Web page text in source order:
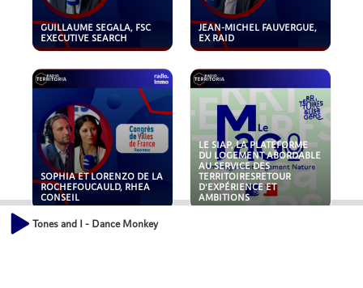
GUILLAUME SEGALA, FSC
EXECUTIVE SEARCH
JEAN-MICHEL FAUVERGUE,
EX RAID
SOPHIA ET LORENZO DE LA
ROCHEFOUCAULD, RHEA
CONSEIL
LE SIAP, LA PLATEFORME
DU LOGEMENT ABORDABLE
AU SERVICE DES
TERRITOIRESRETOUR
D'EXPÉRIENCE ET
AMBITIONS
Tones and I - Dance Monkey